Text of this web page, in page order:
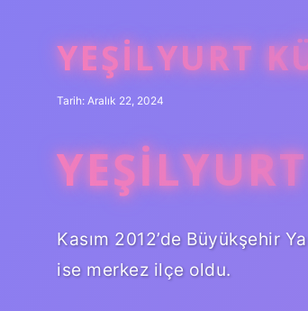
YEŞILYURT
Tarih: Aralık 22, 2024
Kasım 2012’de Büyükşehir
ise merkez ilçe oldu.